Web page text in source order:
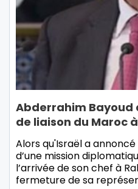
Abderrahim Bayoud
de liaison du Maroc
Alors qu'Israël a
d’une mission
l’arrivée de son chef à
fermeture de sa